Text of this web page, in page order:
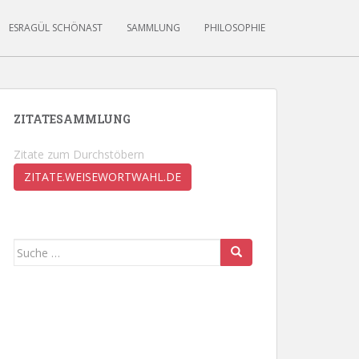
ESRAGÜL SCHÖNAST SAMMLUNG PHILOSOPHIE
ZITATESAMMLUNG
Zitate zum Durchstöbern
ZITATE.WEISEWORTWAHL.DE
Suche